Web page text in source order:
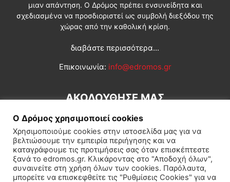
μιαν απάντηση. Ο Δρόμος πρέπει ενσυνείδητα και
σχεδιασμένα να προσδιοριστεί ως συμβολή διεξόδου της
χώρας από την καθολική κρίση.
διαβάστε περισσότερα...
Επικοινωνία: info@edromos.gr
ΑΚΟΛΟΥΘΗΣΕ ΜΑΣ
Εγγραφή συνδρομητή Πολιτική Διεθνή Κοινωνία
Ο Δρόμος χρησιμοποιεί cookies
Χρησιμοποιούμε cookies στην ιστοσελίδα μας για να
βελτιώσουμε την εμπειρία περιήγησης και να
καταγράφουμε τις προτιμήσεις σας όταν επισκέπτεστε
ξανά το edromos.gr. Κλικάροντας στο "Αποδοχή όλων",
συναινείτε στη χρήση όλων των cookies. Παρόλαυτα,
μπορείτε να επισκεφθείτε τις "Ρυθμίσεις Cookies" για να